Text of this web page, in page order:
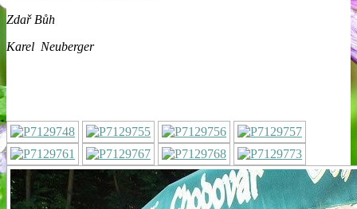
Zdař Bůh
Karel Neuberger